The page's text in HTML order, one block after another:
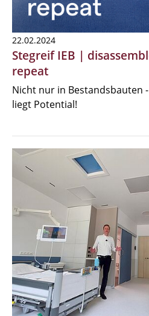
22.02.2024
Stegreif IEB |
repeat
Nicht nur in Bestandsbauten
liegt Potential!